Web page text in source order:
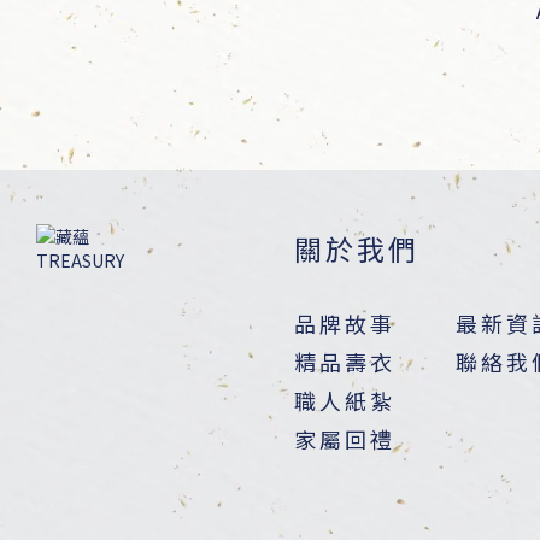
關於我們
品牌故事
最新資
精品壽衣
聯絡我
職人紙紮
家屬回禮